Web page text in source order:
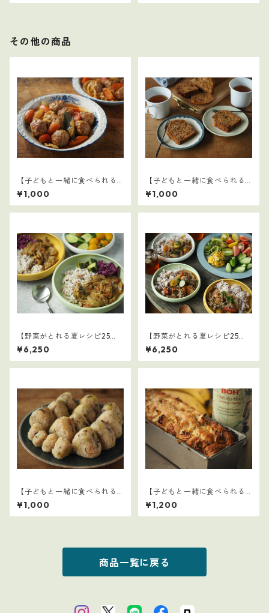
その他の商品
【子どもと一緒に食べられる
ごはん】3
¥1,000
【子どもと一緒に食べられる
ごはん】9
¥1,000
【野菜がとれる夏レシピ25
選】1
¥6,250
【野菜がとれる夏レシピ25
選】3
¥6,250
【子どもと一緒に食べられる
ごはん】8
¥1,000
【子どもと一緒に食べられる
ごはん】12
¥1,200
商品一覧に戻る